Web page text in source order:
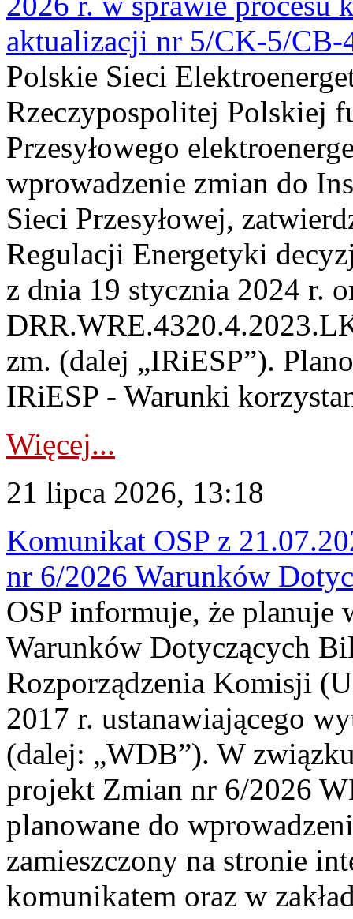
aktualizacji nr 5/CK-5/CB-
Polskie Sieci
Rzeczypospolitej Polskiej
Przesyłowego
wprowadzenie zmian do
Sieci Przesyłowej,
Regulacji Energetyki
z dnia 19 stycznia 2024 r.
zm. (dalej „IRiESP”).
IRiESP - Warunki
Więcej...
21 lipca 2026, 13:18
Komunikat OSP z
nr 6/2026 Warunków
OSP informuje, że planuje
Warunków Dotyczących
Rozporządzenia Komisji
2017 r. ustanawiającego
(dalej: „WDB”). W
projekt Zmian nr 6/2026
planowane do
zamieszczony na stronie
komunikatem oraz w